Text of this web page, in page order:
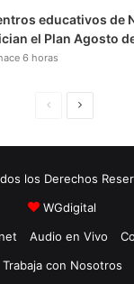
educativos de
el Plan Agosto
6 horas
i
n
a
u
i
e
los Derechos
WGdigital
Audio en Vivo
Trabaja con Nosotros